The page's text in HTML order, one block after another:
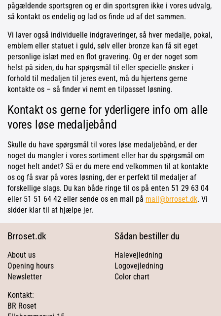
pågældende sportsgren og er din sportsgren ikke i vores udvalg,
så kontakt os endelig og lad os finde ud af det sammen.
Vi laver også individuelle indgraveringer, så hver medalje, pokal,
emblem eller statuet i guld, sølv eller bronze kan få sit eget
personlige islæt med en flot gravering. Og er der noget som
helst på siden, du har spørgsmål til eller specielle ønsker i
forhold til medaljen til jeres event, må du hjertens gerne
kontakte os – så finder vi nemt en tilpasset løsning.
Kontakt os gerne for yderligere info om alle
vores løse medaljebånd
Skulle du have spørgsmål til vores løse medaljebånd, er der
noget du mangler i vores sortiment eller har du spørgsmål om
noget helt andet? Så er du mere end velkommen til at kontakte
os og få svar på vores løsning, der er perfekt til medaljer af
forskellige slags. Du kan både ringe til os på enten 51 29 63 04
eller 51 51 64 42 eller sende os en mail på mail@brroset.dk. Vi
sidder klar til at hjælpe jer.
Brroset.dk
About us
Opening hours
Newsletter
Kontakt:
BR Roset
Sådan bestiller du
Halevejledning
Logovejledning
Color chart